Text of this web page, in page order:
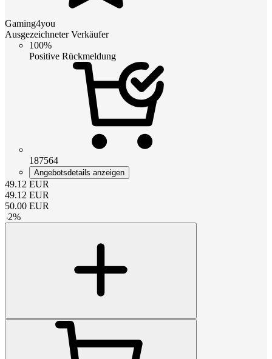
Gaming4you
Ausgezeichneter Verkäufer
100%
Positive Rückmeldung
187564
Angebotsdetails anzeigen
49.12 EUR
49.12 EUR
50.00 EUR
-2%